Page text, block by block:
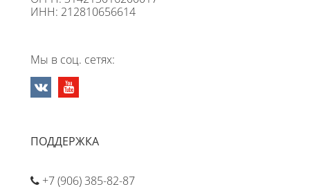
ИНН: 212810656614
Мы в соц. сетях:
ПОДДЕРЖКА
+7 (906) 385-82-87